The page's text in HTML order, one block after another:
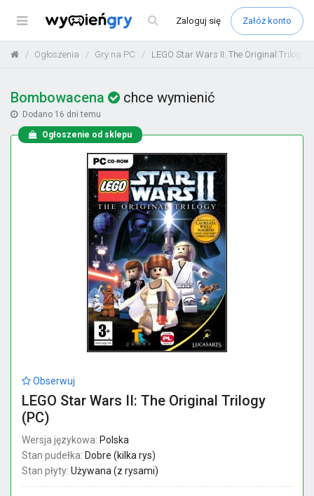
Menu Zaloguj się Załóż konto
Ogłoszenia Gry na PC LEGO Star Wars II: The Original Trilogy
Bombowacena chce wymienić
Dodano 16 dni temu
Ogłoszenie od sklepu
Obserwuj
LEGO Star Wars II: The Original Trilogy
(PC)
Wersja językowa: Polska
Stan pudełka: Dobre (kilka rys)
Stan płyty: Używana (z rysami)